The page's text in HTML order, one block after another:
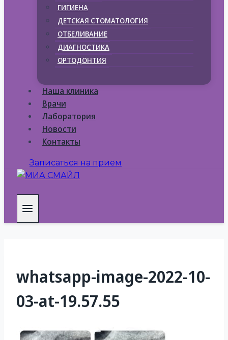
ГИГИЕНА
ДЕТСКАЯ СТОМАТОЛОГИЯ
ОТБЕЛИВАНИЕ
ДИАГНОСТИКА
ОРТОДОНТИЯ
Наша клиника
Врачи
Лаборатория
Новости
Контакты
Записаться на прием
whatsapp-image-2022-10-
03-at-19.57.55